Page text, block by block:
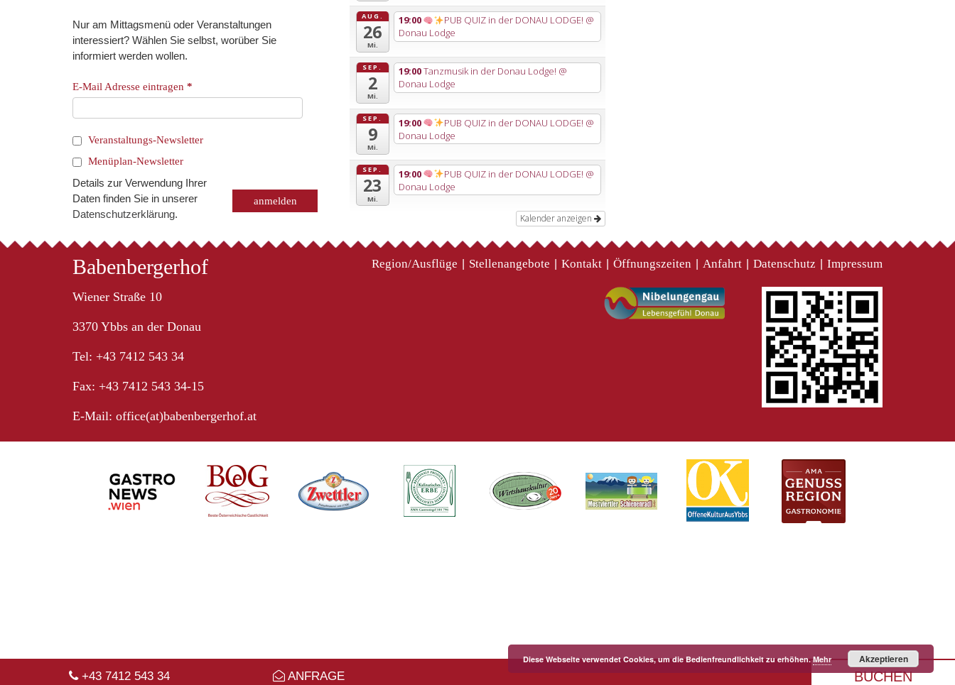
+43 7412 543 34 ANFRAGE BUCHEN
Nur am Mittagsmenü oder Veranstaltungen
interessiert? Wählen Sie selbst, worüber Sie
informiert werden wollen.
E-Mail Adresse eintragen *
Veranstaltungs-Newsletter
Menüplan-Newsletter
Details zur Verwendung Ihrer
Daten finden Sie in unserer
Datenschutzerklärung.
AUG.
26
Mi.
19:00 PUB QUIZ in der DONAU LODGE! @
Donau Lodge
SEP.
2
Mi.
19:00Tanzmusik in der Donau Lodge! @
Donau Lodge
SEP.
9
Mi.
19:00 PUB QUIZ in der DONAU LODGE! @
Donau Lodge
SEP.
23
Mi.
19:00 PUB QUIZ in der DONAU LODGE! @
Donau Lodge
Kalender anzeigen
Babenbergerhof
Wiener Straße 10
3370 Ybbs an der Donau
Tel: +43 7412 543 34
Fax: +43 7412 543 34-15
E-Mail: office(at)babenbergerhof.at
Region/Ausflüge Stellenangebote Kontakt Öffnungszeiten Anfahrt Datenschutz Impressum
Diese Webseite verwendet Cookies, um die Bedienfreundlichkeit zu erhöhen.Mehr Akzeptieren